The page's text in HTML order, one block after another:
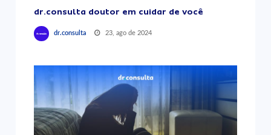
dr.consulta doutor em cuidar de você
dr.consulta 23, ago de 2024